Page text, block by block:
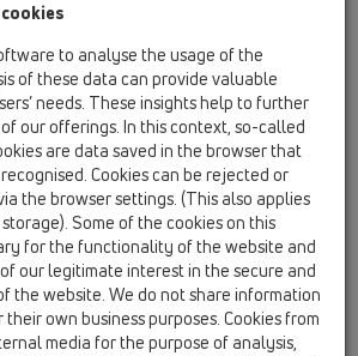
zwrotne / Akcesoria / Części zamienne /
klapy zwrotnej
zwrotne / Akcesoria / Części zamienne /
DN50
zwrotne / Akcesoria / Części zamienne /
klapy
to analyse the usage of the
of these data can provide valuable
needs. These insights help to further
our offerings. In this context, so-called
are data saved in the browser that
Cookies can be rejected or
the browser settings. (This also applies
Some of the cookies on this
for the functionality of the website and
our legitimate interest in the secure and
the website. We do not share information
own business purposes. Cookies from
media for the purpose of analysis,